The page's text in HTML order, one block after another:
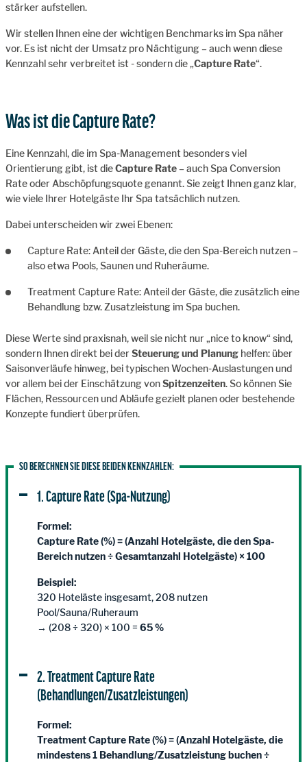
stärker aufstellen.
Wir stellen Ihnen eine der wichtigen Benchmarks im Spa näher
vor. Es ist nicht der Umsatz pro Nächtigung – auch wenn diese
Kennzahl sehr verbreitet ist - sondern die „Capture Rate“.
Was ist die Capture Rate?
Eine Kennzahl, die im Spa-Management besonders viel
Orientierung gibt, ist dieCapture Rate– auch Spa Conversion
Rate oder Abschöpfungsquote genannt. Sie zeigt Ihnen ganz klar,
wie viele Ihrer Hotelgäste Ihr Spa tatsächlich nutzen.
Dabei unterscheiden wir zwei Ebenen:
Capture Rate: Anteil der Gäste, die den Spa-Bereich nutzen –
also etwa Pools, Saunen und Ruheräume.
Treatment Capture Rate: Anteil der Gäste, die zusätzlich eine
Behandlung bzw. Zusatzleistung im Spa buchen.
Diese Werte sind praxisnah, weil sie nicht nur „nice to know“ sind,
sondern Ihnen direkt bei derSteuerung und Planung helfen: über
Saisonverläufe hinweg, bei typischen Wochen-Auslastungen und
vor allem bei der Einschätzung vonSpitzenzeiten. So können Sie
Flächen, Ressourcen und Abläufe gezielt planen oder bestehende
Konzepte fundiert überprüfen.
SO BERECHNEN SIE DIESE BEIDEN KENNZAHLEN:
1. Capture Rate (Spa-Nutzung)
Formel:
Capture Rate (%) = (Anzahl Hotelgäste, die den Spa-
Bereich nutzen ÷ Gesamtanzahl Hotelgäste) × 100
Beispiel:
320 Hoteläste insgesamt, 208 nutzen
Pool/Sauna/Ruheraum
→ (208 ÷ 320) × 100 =65 %
2. Treatment Capture Rate
(Behandlungen/Zusatzleistungen)
Formel:
Treatment Capture Rate (%) = (Anzahl Hotelgäste, die
mindestens 1 Behandlung/Zusatzleistung buchen ÷